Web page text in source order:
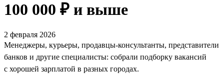
100 000 ₽ и выше
2 февраля 2026
Менеджеры, курьеры, продавцы-консультанты, представители
банков и другие специалисты: собрали подборку вакансий
с хорошей зарплатой в разных городах.